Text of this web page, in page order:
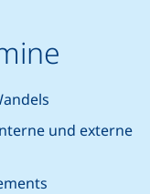
und externe